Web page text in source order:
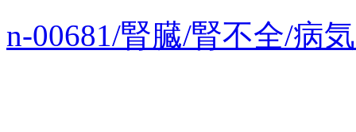
n-00681/腎臓/腎不全/病